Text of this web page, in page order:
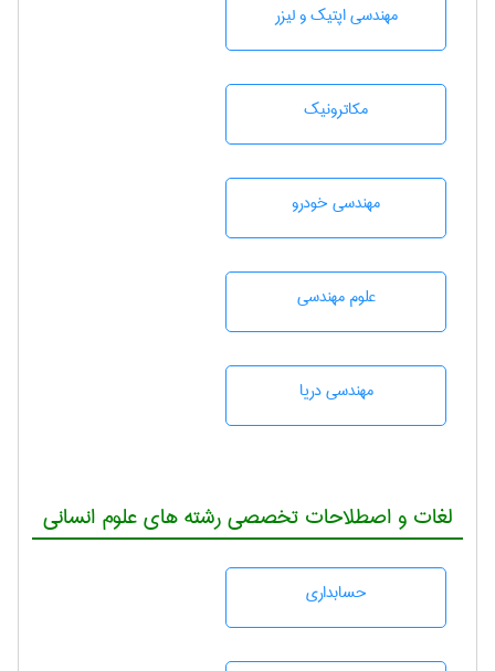
مهندسی اپتیک و لیزر
مکاترونیک
مهندسی خودرو
علوم مهندسی
مهندسی دریا
لغات و اصطلاحات تخصصی رشته های علوم انسانی
حسابداری